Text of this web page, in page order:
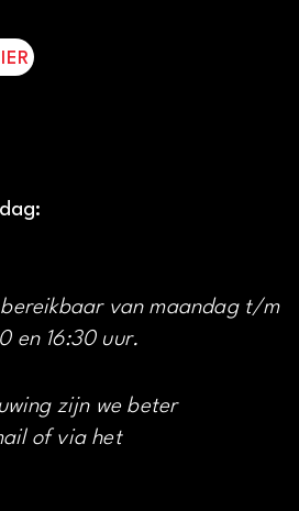
bereikbaar van maandag t/m
en 16:30 uur.
zijn we beter
of via het